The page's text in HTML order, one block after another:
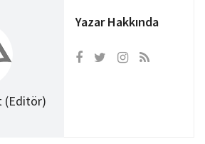
(Editör)
Yazar Hakkında